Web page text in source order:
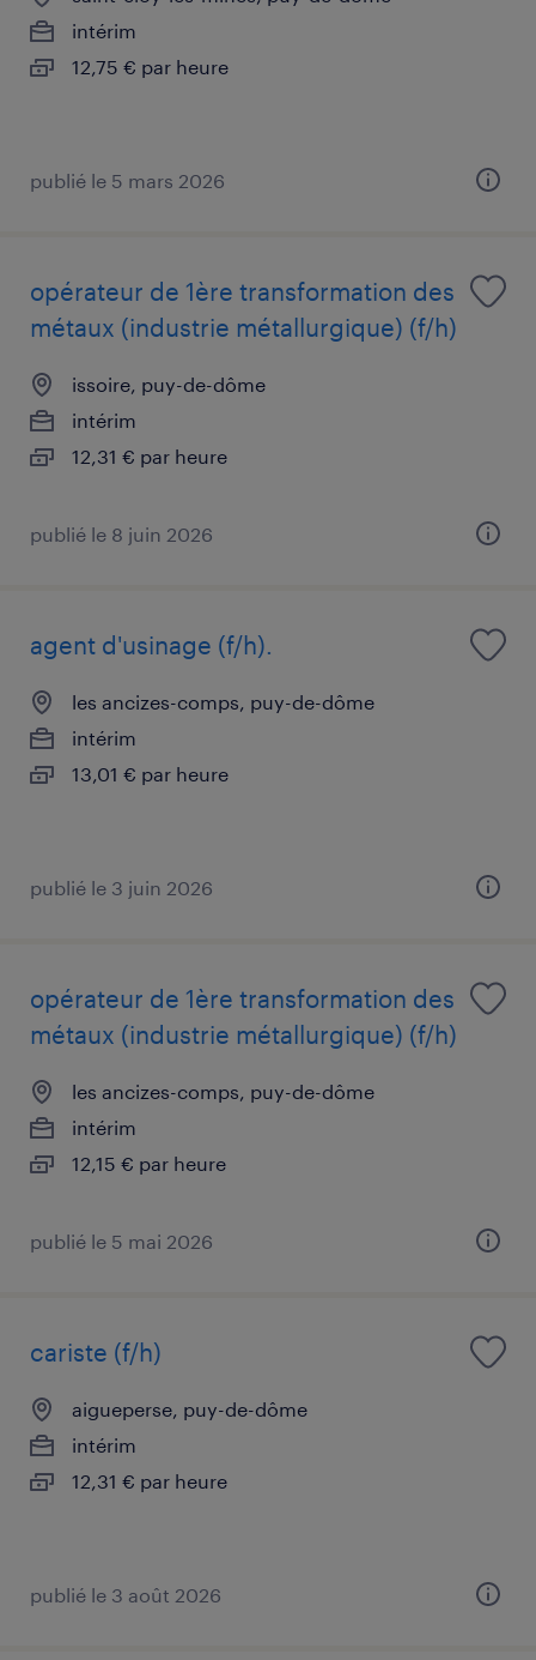
intérim
12,75 € par heure
publié le 5 mars 2026
opérateur de 1ère transformation des
métaux (industrie métallurgique) (f/h)
issoire, puy-de-dôme
intérim
12,31 € par heure
publié le 8 juin 2026
agent d'usinage (f/h).
les ancizes-comps, puy-de-dôme
intérim
13,01 € par heure
publié le 3 juin 2026
opérateur de 1ère transformation des
métaux (industrie métallurgique) (f/h)
les ancizes-comps, puy-de-dôme
intérim
12,15 € par heure
publié le 5 mai 2026
cariste (f/h)
aigueperse, puy-de-dôme
intérim
12,31 € par heure
publié le 3 août 2026